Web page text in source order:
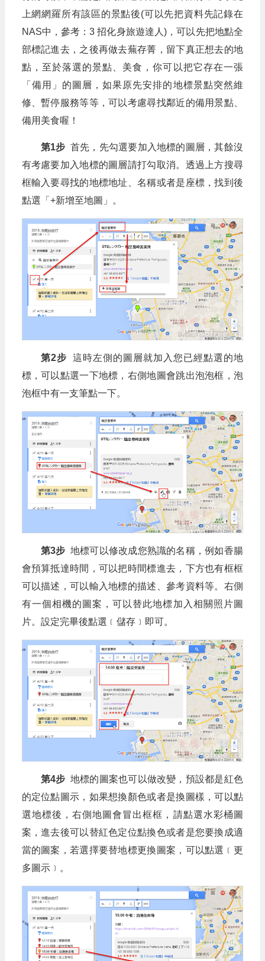
上網網羅所有該區的景點後(可以先把資料先記錄在
NAS中，參考：3 招化身旅遊達人)，可以先把地點全
部標記進去，之後再做去蕪存菁，留下真正想去的地
點，至於落選的景點、美食，你可以把它存在一張
「備用」的圖層，如果原先安排的地標景點突然維
修、暫停服務等等，可以考慮尋找鄰近的備用景點、
備用美食喔！
第1步 首先，先勾選要加入地標的圖層，其餘沒
有考慮要加入地標的圖層請打勾取消。透過上方搜尋
框輸入要尋找的地標地址、名稱或者是座標，找到後
點選「+新增至地圖」。
第2步
這時左側的圖層就加入您已經點選的地
標，可以點選一下地標，右側地圖會跳出泡泡框，泡
泡框中有一支筆點一下。
第3步 地標可以修改成您熟識的名稱，例如香腸
會預算抵達時間，可以把時間標進去，下方也有框框
可以描述，可以輸入地標的描述、參考資料等。右側
有一個相機的圖案，可以替此地標加入相關照片圖
片。設定完畢後點選﹝儲存﹞即可。
第4步 地標的圖案也可以做改變，預設都是紅色
的定位點圖示，如果想換顏色或者是換圖樣，可以點
選地標後，右側地圖會冒出框框，請點選水彩桶圖
案，進去後可以替紅色定位點換色或者是您要換成適
當的圖案，若選擇要替地標更換圖案，可以點選﹝更
多圖示﹞。